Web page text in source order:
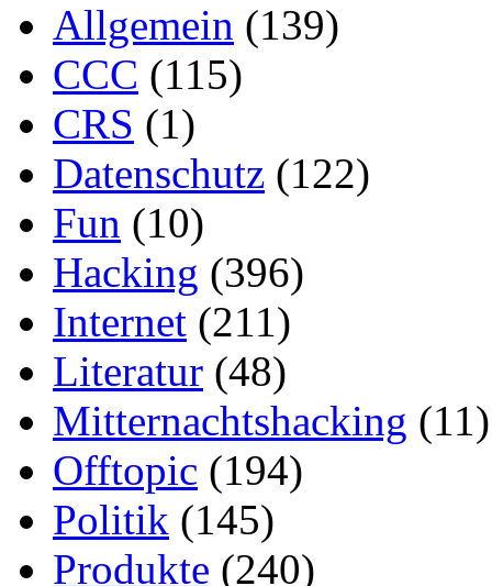
Allgemein (139)
CCC (115)
CRS (1)
Datenschutz (122)
Fun (10)
Hacking (396)
Internet (211)
Literatur (48)
Mitternachtshacking (11)
Offtopic (194)
Politik (145)
Produkte (240)